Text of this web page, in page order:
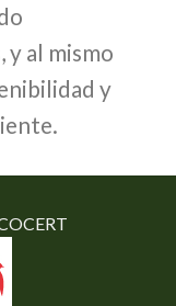
y al mismo
y